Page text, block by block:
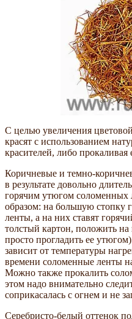
С целью увеличения
красят с использованием
красителей, либо прокаливая
Коричневые и темно-
в результате довольно
горячим утюгом соломенных
образом: на большую стопку
ленты, а на них ставят
толстый картон, положить
просто прогладить ее
зависит от температуры
времени соломенные ленты
Можно также прокалить
этом надо внимательно
соприкасалась с огнем и не
Серебристо-белый оттенок